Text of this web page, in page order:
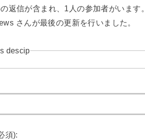
返信が含まれ、1人の参加者がいます。
さんが最後の更新を行いました。
descip
須):